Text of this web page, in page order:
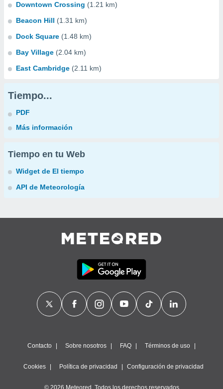
Downtown Crossing (1.21 km)
Beacon Hill (1.31 km)
Dock Square (1.48 km)
Bay Village (2.04 km)
East Cambridge (2.11 km)
Tiempo...
PDF
Más información
Tiempo en tu Web
Widget de El tiempo
API de Meteorología
Contacto Sobre nosotros FAQ Términos de uso
Cookies Política de privacidad Configuración de privacidad
© 2026 Meteored. Todos los derechos reservados